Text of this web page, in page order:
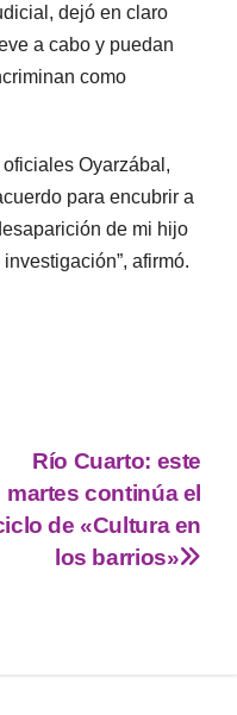
dejó en claro
a cabo y puedan
como
Oyarzábal,
para encubrir a
de mi hijo
afirmó.
Río Cuarto: este
martes continúa el
de «Cultura en
los barrios»